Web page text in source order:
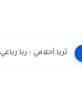
ثريا أحلامي - ربا رباعي